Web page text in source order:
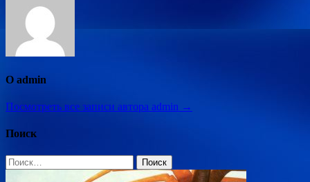
О admin
Посмотреть все записи автора admin →
Поиск
Найти: